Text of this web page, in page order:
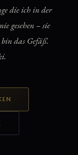
die ich in der
gesehen – sie
das Gefäß.